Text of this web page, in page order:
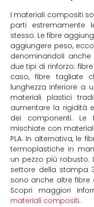
I materiali compositi
parti estremamente
stesso. Le fibre
aggiungere peso,
denominandoli
due tipi di rinforzo:
caso, fibre tagliate
lunghezza inferiore a
materiali plastici
aumentare la rigidità
dei componenti. Le
mischiate con
PLA. In alternativa, le
termoplastiche in
un pezzo più robusto.
settore della stampa
sono anche altre fibre
Scopri maggiori
materiali compositi.